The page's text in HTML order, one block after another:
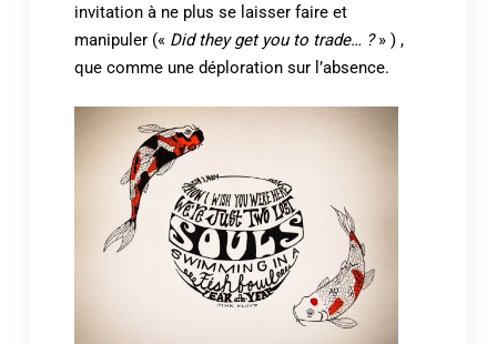
invitation à ne plus se laisser faire et
manipuler (« Did they get you to trade… ?» ) ,
que comme une déploration sur l’absence.